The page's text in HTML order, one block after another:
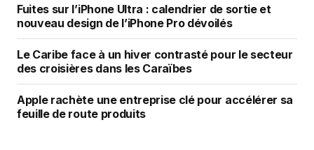
Fuites sur l’iPhone Ultra : calendrier de sortie et
nouveau design de l’iPhone Pro dévoilés
Le Caribe face à un hiver contrasté pour le secteur
des croisières dans les Caraïbes
Apple rachète une entreprise clé pour accélérer sa
feuille de route produits